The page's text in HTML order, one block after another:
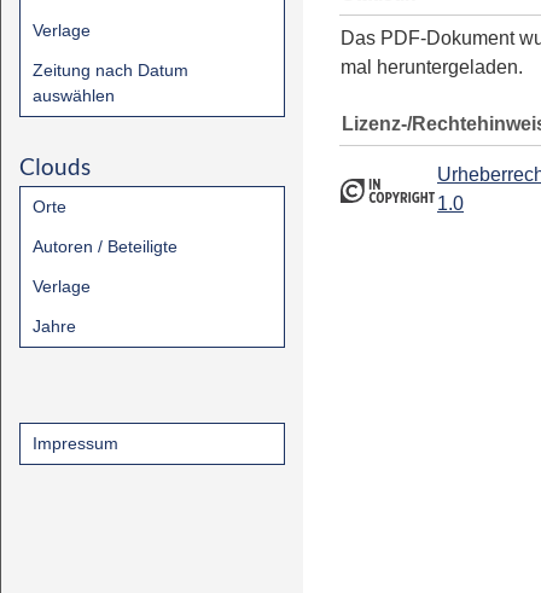
Verlage
Zeitung nach Datum
auswählen
Clouds
Orte
Autoren / Beteiligte
Verlage
Jahre
Impressum
Das PDF-Dokument
mal heruntergeladen.
Lizenz-/
1.0